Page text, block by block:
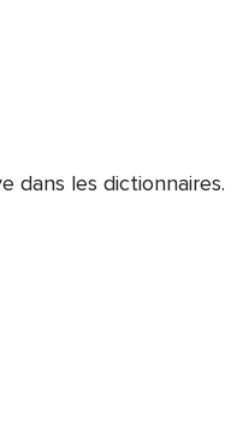
dans les dictionnaires.